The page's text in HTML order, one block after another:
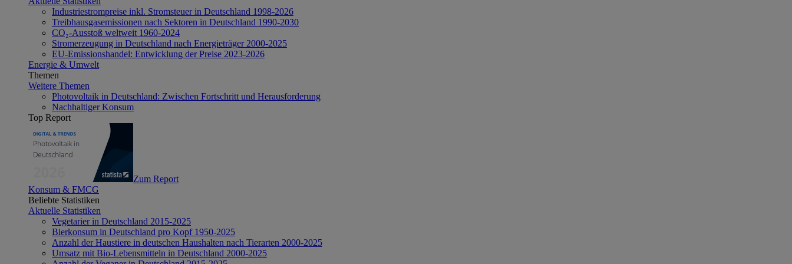
Industriestrompreise inkl. Stromsteuer in Deutschland 1998-2026
Treibhausgasemissionen nach Sektoren in Deutschland 1990-2030
CO₂-Ausstoß weltweit 1960-2024
Stromerzeugung in Deutschland nach Energieträger 2000-2025
EU-Emissionshandel: Entwicklung der Preise 2023-2026
Energie & Umwelt
Themen
Weitere Themen
Photovoltaik in Deutschland: Zwischen Fortschritt und Herausforderung
Nachhaltiger Konsum
Top Report
Zum Report
Konsum & FMCG
Beliebte Statistiken
Aktuelle Statistiken
Vegetarier in Deutschland 2015-2025
Bierkonsum in Deutschland pro Kopf 1950-2025
Anzahl der Haustiere in deutschen Haushalten nach Tierarten 2000-2025
Umsatz mit Bio-Lebensmitteln in Deutschland 2000-2025